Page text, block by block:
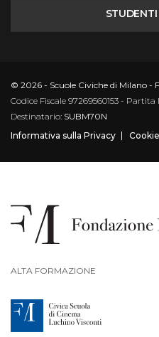
© 2026 - Scuole Civiche di Milano -
Codice Fiscale 97269560153 - Partita
Destinatario: SUBM70N
Informativa sulla Privacy
ALTA FORMAZIONE